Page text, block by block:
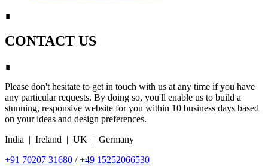
∎
CONTACT US
∎
Please don't hesitate to get in touch with us at any time if you have
any particular requests. By doing so, you'll enable us to build a
stunning, responsive website for you within 10 business days based
on your ideas and design preferences.
India | Ireland | UK | Germany
+91 70207 31680 /+49 15252066530